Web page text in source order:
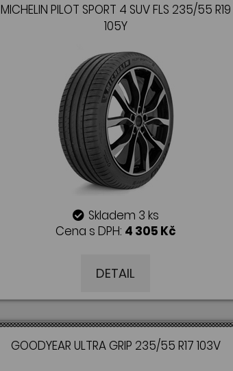
MICHELIN PILOT SPORT 4 SUV FLS 235/55 R19
105Y
Skladem 3 ks
Cena s DPH: 4 305 Kč
DETAIL
GOODYEAR ULTRA GRIP 235/55 R17 103V